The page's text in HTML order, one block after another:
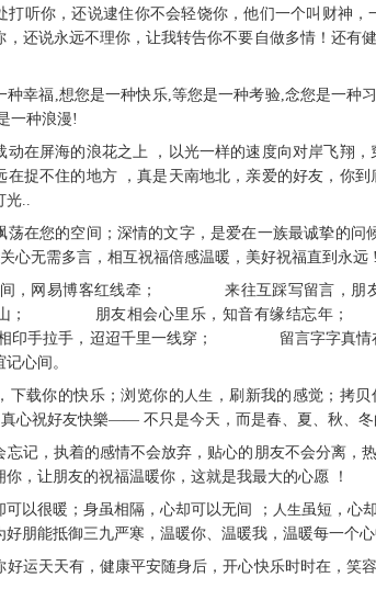
打听你，还说逮住你不会轻饶你，他们一个叫财神
，还说永远不理你，让我转告你不要自做多情！还有
种幸福,想您是一种快乐,等您是一种考验,念您是一种
一种浪漫!
动在屏海的浪花之上 ，以光一样的速度向对岸飞翔
在捉不住的地方 ，真是天南地北，亲爱的好友，你
光..
荡在您的空间；深情的文字，是爱在一族最诚挚的问
心无需多言，相互祝福倍感温暖，美好祝福直到永远
络间，网易博客红线牵； 来往互踩写留言
山； 朋友相会心里乐，知音有缘结忘年
拉手，迢迢千里一线穿； 留言字字真
心间。
下载你的快乐；浏览你的 人生 ，刷新我的感觉；拷
心祝好友快樂—— 不只是今天，而是春、夏、秋、冬
忘记，执着的感情不会放弃，贴心的朋友不会分离，
，让朋友的祝福温暖你，这就是我最大的心愿 ！
可以很暖；身虽相隔，心却可以无间 ； 人生虽短，心
朋能抵御三九严寒，温暖你、温暖我，温暖每一个心
好运天天有，健康平安随身后，开心快乐时时在，笑